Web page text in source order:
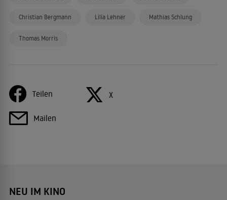
Christian Bergmann Lilia Lehner Mathias Schlung
Thomas Morris
Teilen X
Mailen
NEU IM KINO